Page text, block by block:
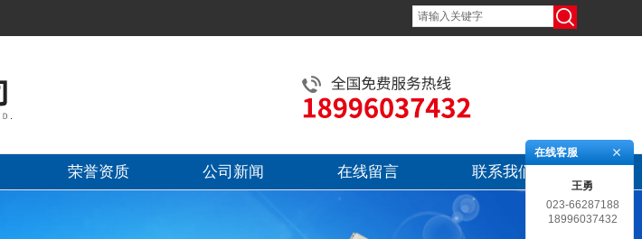
荣誉资质 公司新闻 在线留言 联系我们
在线客服
王勇
023-66287188
18996037432